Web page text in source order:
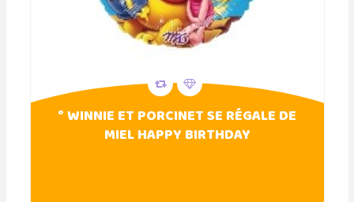
° WINNIE ET PORCINET SE RÉGALE DE
MIEL HAPPY BIRTHDAY